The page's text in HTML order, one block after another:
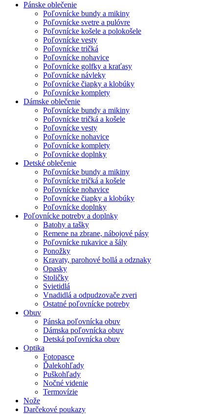
Pánske oblečenie
Poľovnícke bundy a mikiny
Poľovnícke svetre a pulóvre
Poľovnícke košele a polokošele
Poľovnícke vesty
Poľovnícke tričká
Poľovnícke nohavice
Poľovnícke golfky a kraťasy
Poľovnícke návleky
Poľovnícke čiapky a klobúky
Poľovnícke komplety
Dámske oblečenie
Poľovnícke bundy a mikiny
Poľovnícke tričká a košele
Poľovnícke vesty
Poľovnícke nohavice
Poľovnícke komplety
Poľovnícke doplnky
Detské oblečenie
Poľovnícke bundy a mikiny
Poľovnícke tričká a košele
Poľovnícke nohavice
Poľovnícke čiapky a klobúky
Poľovnícke doplnky
Poľovnícke potreby a doplnky
Batohy a tašky
Remene na zbrane, nábojové pásy
Poľovnícke rukavice a šály
Ponožky
Kravaty, parohové bollá a odznaky
Opasky
Stoličky
Svietidlá
Vnadidlá a odpudzovače zveri
Ostatné poľovnícke potreby
Obuv
Pánska poľovnícka obuv
Dámska poľovnícka obuv
Detská poľovnícka obuv
Optika
Fotopasce
Ďalekohľady
Puškohľady
Nočné videnie
Termovízie
Nože
Darčekové poukazy